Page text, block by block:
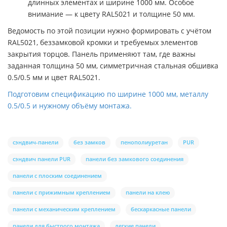
длинных элементах и ширине 1000 мм. Особое
внимание — к цвету RAL5021 и толщине 50 мм.
Ведомость по этой позиции нужно формировать с учётом
RAL5021, беззамковой кромки и требуемых элементов
закрытия торцов. Панель применяют там, где важны
заданная толщина 50 мм, симметричная стальная обшивка
0.5/0.5 мм и цвет RAL5021.
Подготовим спецификацию по ширине 1000 мм, металлу
0.5/0.5 и нужному объёму монтажа.
сэндвич-панели без замков пенополиуретан PUR
сэндвич панели PUR панели без замкового соединения
панели с плоским соединением
панели с прижимным креплением панели на клею
панели с механическим креплением бескаркасные панели